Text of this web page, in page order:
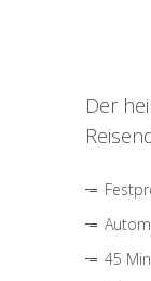
Der
45